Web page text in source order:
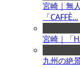
宮崎｜無
「CAFFÈ...
宮崎｜「
九州の絶